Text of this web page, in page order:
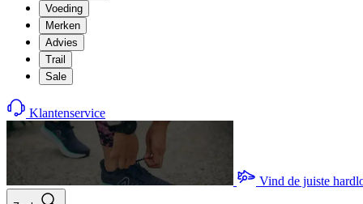
Voeding
Merken
Advies
Trail
Sale
Klantenservice
Vind de juiste